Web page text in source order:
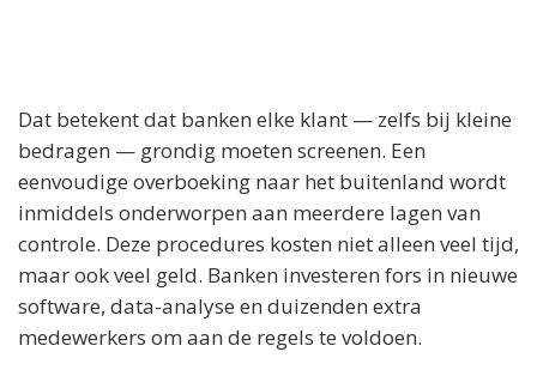
Dat betekent dat banken elke klant — zelfs bij kleine
bedragen — grondig moeten screenen. Een
eenvoudige overboeking naar het buitenland wordt
inmiddels onderworpen aan meerdere lagen van
controle. Deze procedures kosten niet alleen veel tijd,
maar ook veel geld. Banken investeren fors in nieuwe
software, data-analyse en duizenden extra
medewerkers om aan de regels te voldoen.